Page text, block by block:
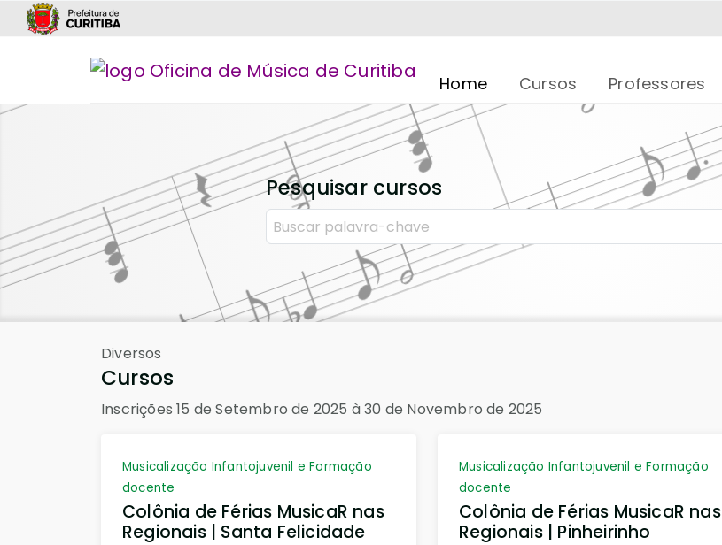
Home Cursos Professores
Pesquisar cursos
Diversos
Cursos
Inscrições 15 de Setembro de 2025 à 30 de Novembro de 2025
Musicalização Infantojuvenil e Formação
docente
Colônia de Férias MusicaR nas
Regionais | Santa Felicidade
Musicalização Infantojuvenil e Formação
docente
Colônia de Férias MusicaR nas
Regionais | Pinheirinho